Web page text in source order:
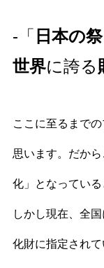
-「 日本の
世界に誇る
ここに至るまで
思います。だか
化」となっている
しかし現在、全
化財に指定され